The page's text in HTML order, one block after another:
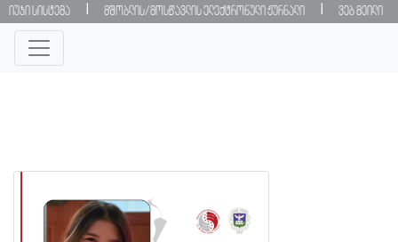
იუჯი სისტემა მშობლის/მოსწავლის ელექტრონული ჟურნალი ვებ მეილი